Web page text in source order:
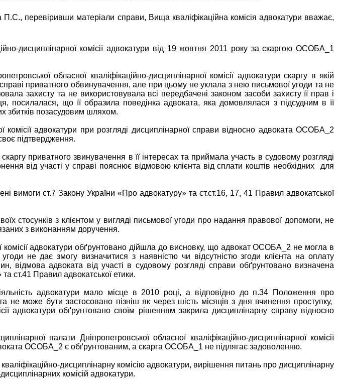
П.С., перевіривши матеріали справи, Вища кваліфікаційна комісія адвокатури вважає,
дисциплінарної комісії адвокатури від 19 жовтня 2011 року за скаргою ОСОБА_1
обласної кваліфікаційно-дисциплінарної комісії адвокатури скаргу в якій
приватного обвинувачення, але при цьому не уклала з нею письмової угоди та не
захисту та не використовувала всі передбачені законом засоби захисту її прав і
посилалася, що її образила поведінка адвоката, яка домовлялася з підсудним в її
збитків позасудовим шляхом.
комісії адвокатури при розгляді дисциплінарної справи відносно адвоката ОСОБА_2
підтвердження.
приватного звинувачення в її інтересах та приймала участь в судовому розгляді
від участі у справі пояснює відмовою клієнта від сплати коштів необхідних
для
вимоги ст.7 Закону України «Про адвокатуру» та ст.ст.16, 17, 41 Правил адвокатської
стосунків з клієнтом у вигляді письмової угоди про надання правової допомоги, не
з виконанням доручення.
комісії адвокатури обґрунтовано дійшла до висновку, що адвокат ОСОБА_2 не могла в
не дає змогу визначитися з наявністю чи відсутністю згоди клієнта на оплату
відмова адвоката від участі в судовому розгляді справи обґрунтовано визначена
ст.41 Правил адвокатської етики.
адвокатури мало місце в 2010 році, а відповідно до п.34 Положення про
не може бути застосовано пізніш як через шість місяців з дня вчинення проступку,
адвокатури обґрунтовано своїм рішенням закрила дисциплінарну справу відносно
палати Дніпропетровської обласної кваліфікаційно-дисциплінарної комісії
ОСОБА_2 є обґрунтованим, а скарга ОСОБА_1 не підлягає задоволенню.
дисциплінарну комісію адвокатури, вирішення питань про дисциплінарну
комісій адвокатури.